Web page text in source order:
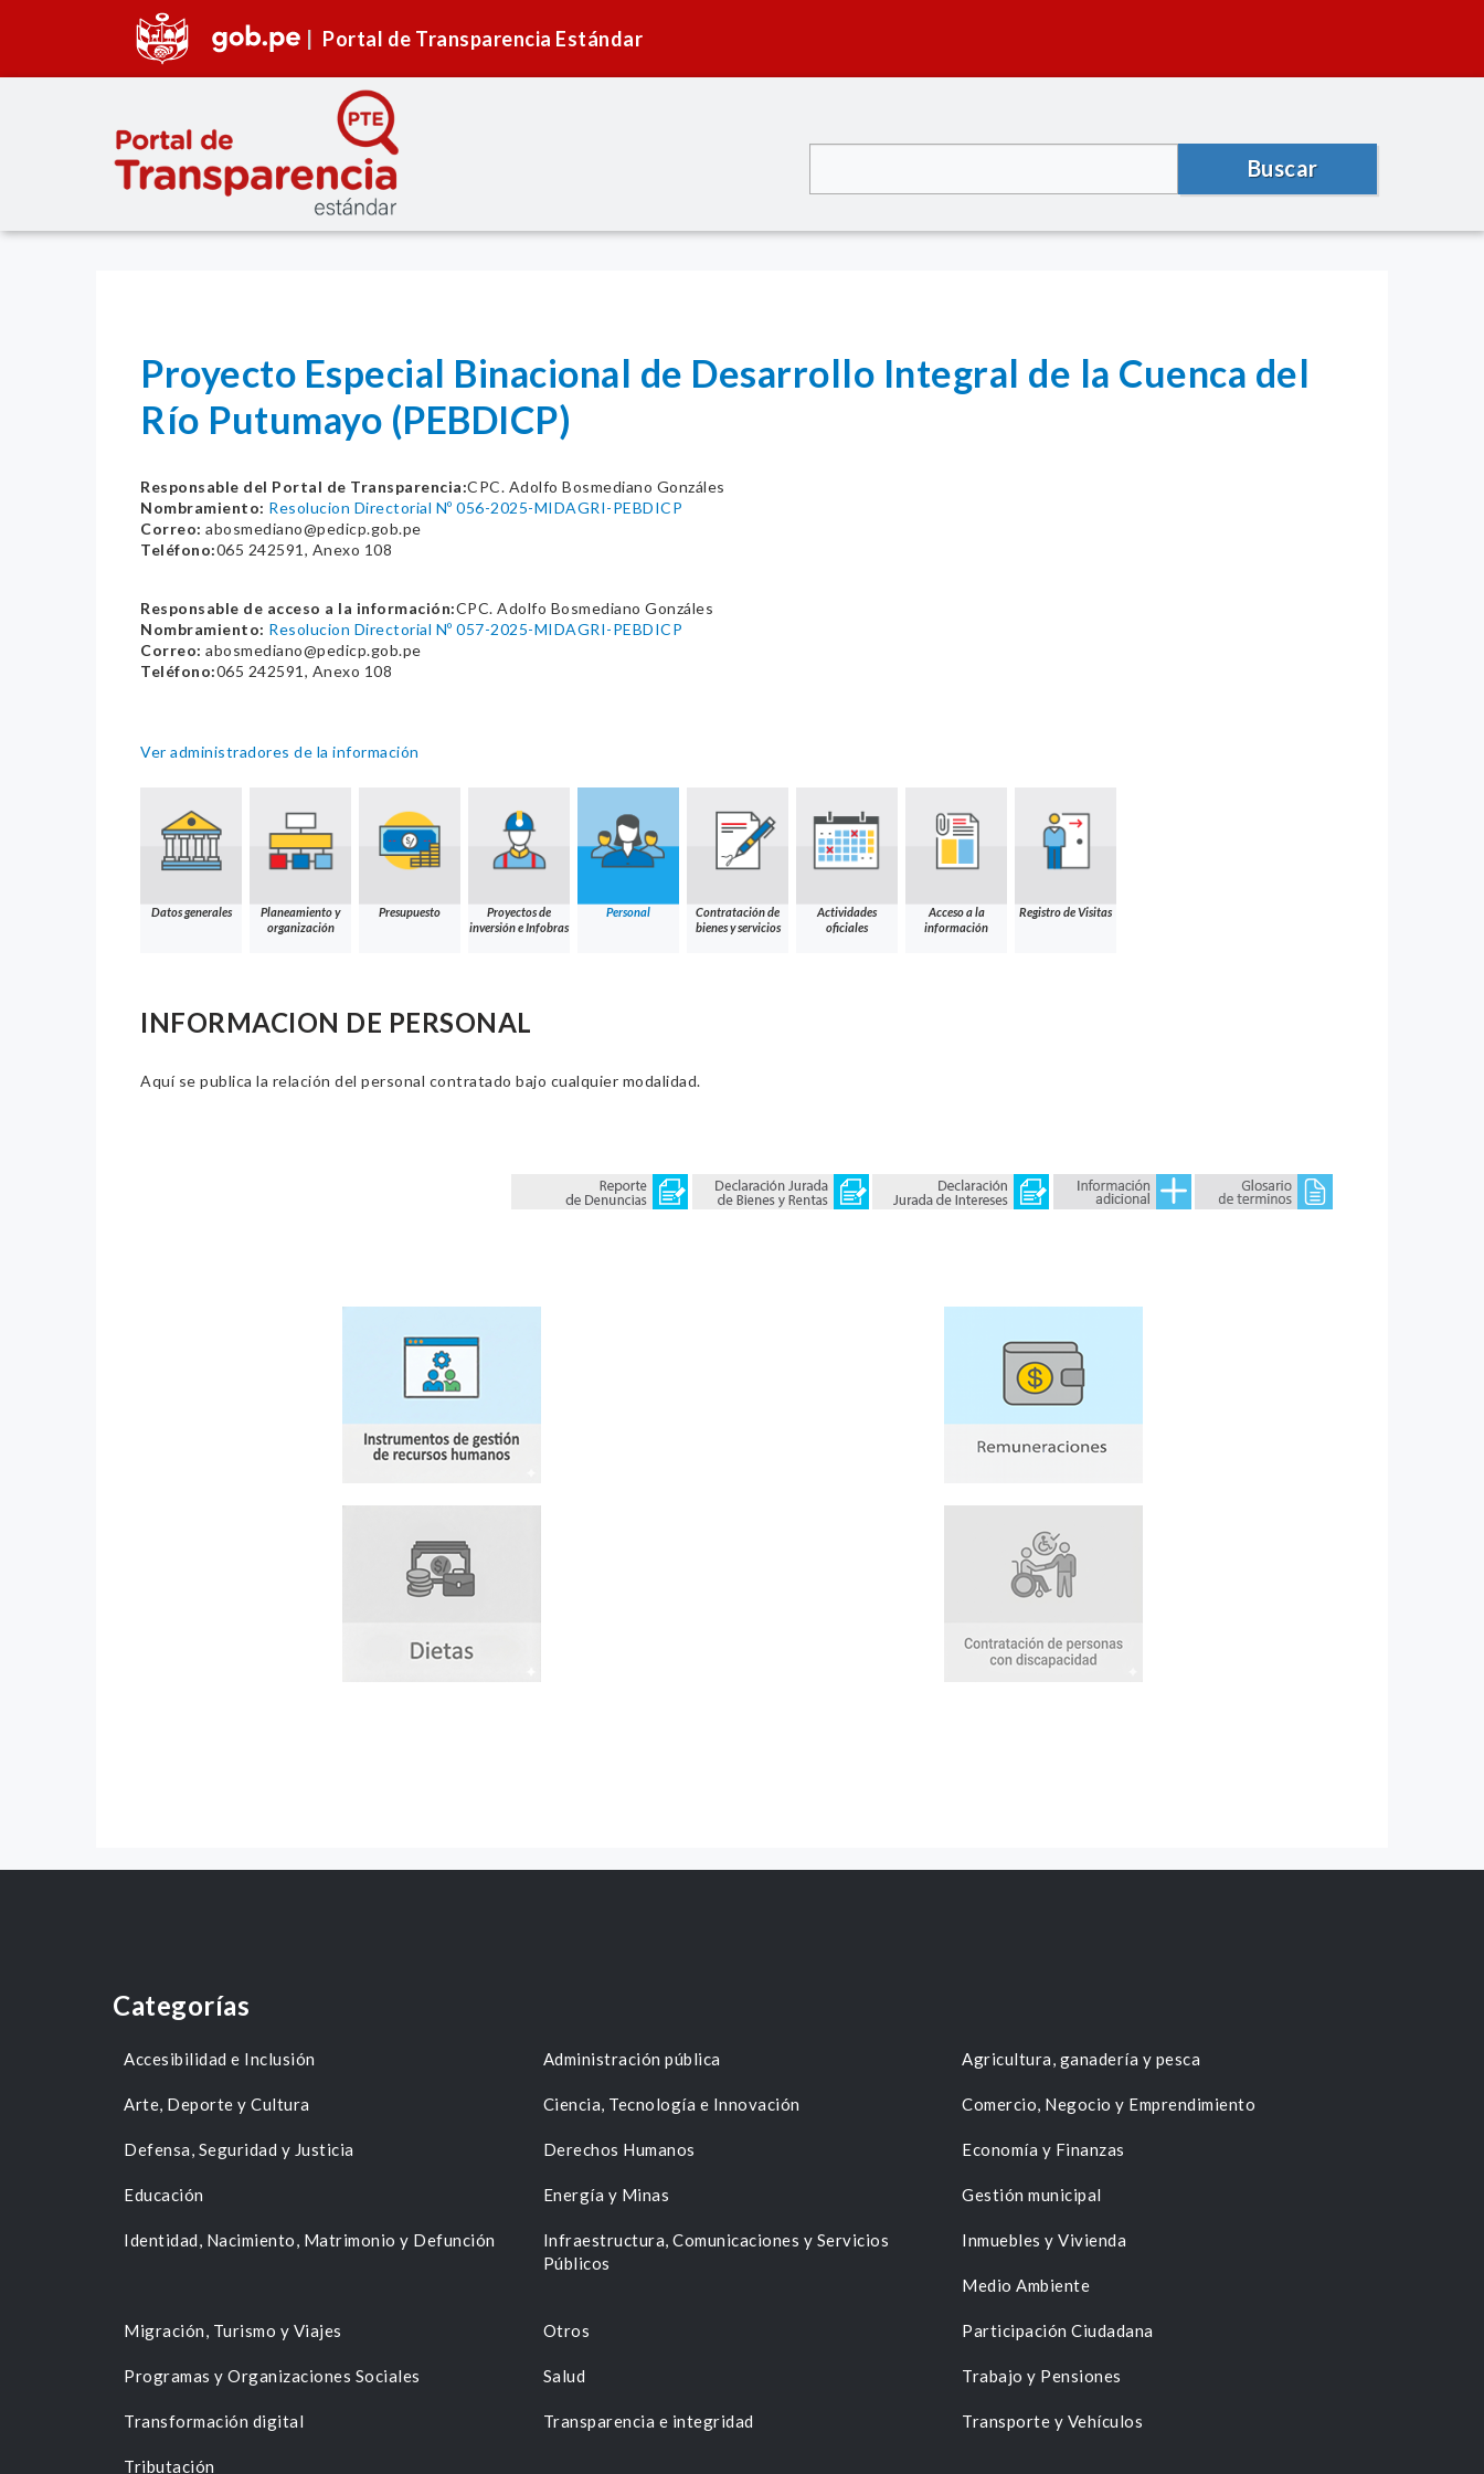
Portal de Transparencia Estándar
Buscar
Proyecto Especial Binacional de Desarrollo Integral de la Cuenca del
Río Putumayo (PEBDICP)
Responsable del Portal de Transparencia:CPC. Adolfo Bosmediano Gonzáles
Nombramiento: Resolucion Directorial Nº 056-2025-MIDAGRI-PEBDICP
Correo: abosmediano@pedicp.gob.pe
Teléfono:065 242591, Anexo 108
Responsable de acceso a la información:CPC. Adolfo Bosmediano Gonzáles
Nombramiento: Resolucion Directorial Nº 057-2025-MIDAGRI-PEBDICP
Correo: abosmediano@pedicp.gob.pe
Teléfono:065 242591, Anexo 108
Ver administradores de la información
Datos generales
Planeamiento y
organización
Presupuesto
Proyectos de
inversión e Infobras
Personal
Contratación de
bienes y servicios
Actividades
oficiales
Acceso a la
información
Registro de Visitas
INFORMACION DE PERSONAL
Aquí se publica la relación del personal contratado bajo cualquier modalidad.
Categorías
Accesibilidad e Inclusión Administración pública Agricultura, ganadería y pesca
Arte, Deporte y Cultura Ciencia, Tecnología e Innovación Comercio, Negocio y Emprendimiento
Defensa, Seguridad y Justicia Derechos Humanos Economía y Finanzas
Educación Energía y Minas Gestión municipal
Identidad, Nacimiento, Matrimonio y Defunción
Infraestructura, Comunicaciones y Servicios
Públicos
Inmuebles y Vivienda
Medio Ambiente
Migración, Turismo y Viajes Otros Participación Ciudadana
Programas y Organizaciones Sociales Salud Trabajo y Pensiones
Transformación digital Transparencia e integridad Transporte y Vehículos
Tributación